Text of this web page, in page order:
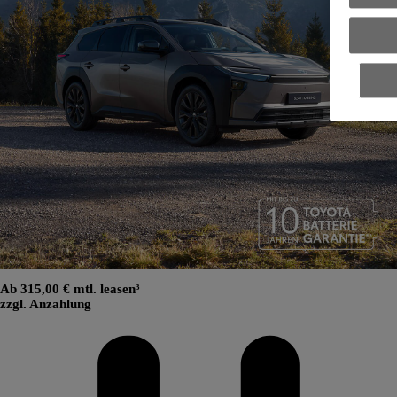
Ab 315,00 € mtl. leasen³
zzgl. Anzahlung